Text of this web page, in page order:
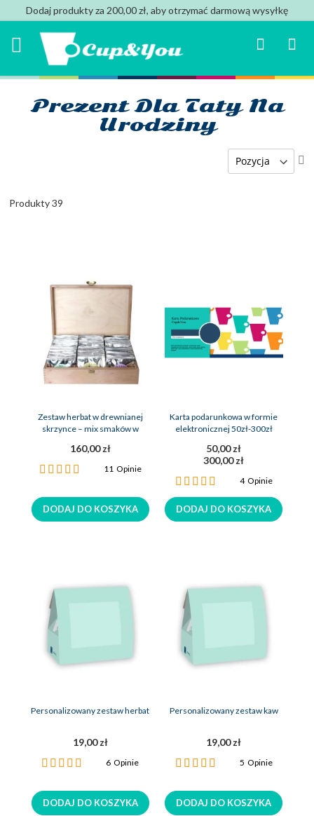
Dodaj produkty za 200,00 zł, aby otrzymać darmową wysyłkę
Mój
Search
Prezent Dla Taty Na
Urodziny
Produkty39
Zestaw herbat w drewnianej
skrzynce – mix smaków w
160,00 zł
Ocena:
11 Opinie
DODAJ DO KOSZYKA
Karta podarunkowa w formie
elektronicznej 50zł-300zł
50,00 zł
300,00 zł
Ocena:
4 Opinie
DODAJ DO KOSZYKA
Personalizowany zestaw herbat
19,00 zł
Ocena:
6Opinie
DODAJ DO KOSZYKA
Personalizowany zestaw kaw
19,00 zł
Ocena:
5 Opinie
DODAJ DO KOSZYKA